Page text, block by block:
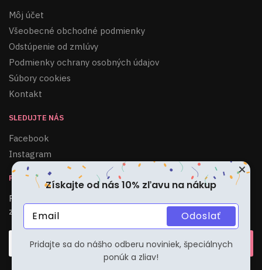
Môj účet
Všeobecné obchodné podmienky
Odstúpenie od zmlúvy
Podmienky ochrany osobných údajov
Súbory cookies
Kontakt
SLEDUJTE NÁS
Facebook
Instagram
PRIHLÁSIŤ SA KU ODBERU
Pridajte sa do nášho odberu noviniek, špeciálnych ponúk a
zliav!
Získajte od nás 10% zľavu na nákup
Odoslať
Pridajte sa do nášho odberu noviniek, špeciálnych
ponúk a zliav!